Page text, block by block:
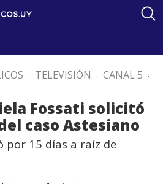
. TELEVISIÓN . CANAL 5 .
Fossati solicitó
caso Astesiano
por 15 días a raíz de